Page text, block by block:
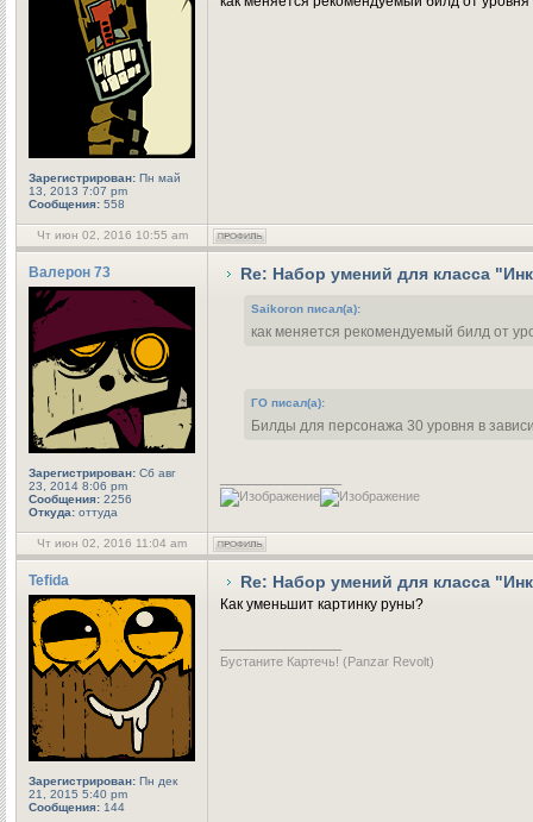
Зарегистрирован: Пн май
13, 2013 7:07 pm
Сообщения: 558
Чт июн 02, 2016 10:55 am
Валерон 73
Зарегистрирован: Сб авг
23, 2014 8:06 pm
Сообщения: 2256
Откуда: оттуда
Re: Набор умений для класса
Saikoron писал(а):
как меняется рекомендуемый билд от
ГО писал(а):
Билды для персонажа 30 уровня в
Чт июн 02, 2016 11:04 am
Tefida
Зарегистрирован: Пн дек
21, 2015 5:40 pm
Сообщения: 144
Re: Набор умений для класса
Как уменьшит картинку руны?
Бустаните Картечь! (Panzar Revolt)